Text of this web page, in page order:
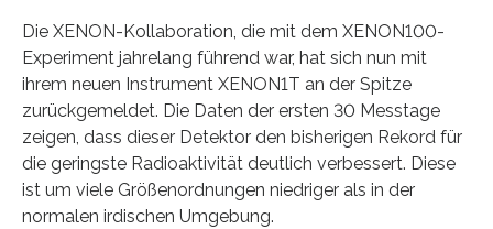
Die XENON-Kollaboration, die mit dem XENON100-
Experiment jahrelang führend war, hat sich nun mit
ihrem neuen Instrument XENON1T an der Spitze
zurückgemeldet. Die Daten der ersten 30 Messtage
zeigen, dass dieser Detektor den bisherigen Rekord für
die geringste Radioaktivität deutlich verbessert. Diese
ist um viele Größenordnungen niedriger als in der
normalen irdischen Umgebung.